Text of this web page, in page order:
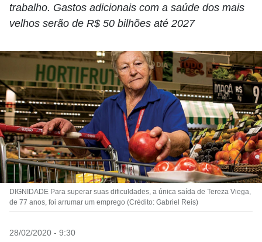
trabalho. Gastos adicionais com a saúde dos mais
velhos serão de R$ 50 bilhões até 2027
DIGNIDADE Para superar suas dificuldades, a única saída de Tereza Viega,
de 77 anos, foi arrumar um emprego (Crédito: Gabriel Reis)
28/02/2020 - 9:30